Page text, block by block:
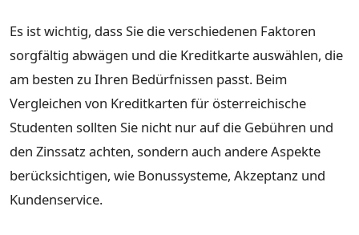
Es ist wichtig, dass Sie die verschiedenen Faktoren
sorgfältig abwägen und die Kreditkarte auswählen, die
am besten zu Ihren Bedürfnissen passt. Beim
Vergleichen von Kreditkarten für österreichische
Studenten sollten Sie nicht nur auf die Gebühren und
den Zinssatz achten, sondern auch andere Aspekte
berücksichtigen, wie Bonussysteme, Akzeptanz und
Kundenservice.